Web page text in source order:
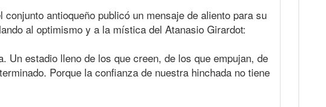
antioqueño publicó un mensaje de aliento para su
al optimismo y a la mística del Atanasio Girardot:
Un estadio lleno de los que creen, de los que empujan, de
Porque la confianza de nuestra hinchada no tiene